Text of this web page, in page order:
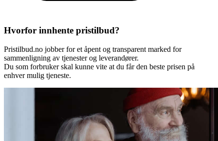
Hvorfor innhente pristilbud?
Pristilbud.no jobber for et åpent og transparent marked for
sammenligning av tjenester og leverandører.
Du som forbruker skal kunne vite at du får den beste prisen på
enhver mulig tjeneste.